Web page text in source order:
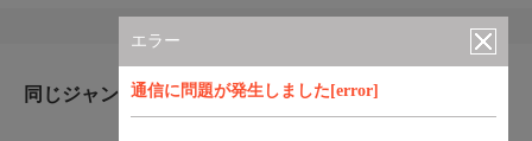
エラー
通信に問題が発生しました[error]
同じジャンルのおすすめ番組